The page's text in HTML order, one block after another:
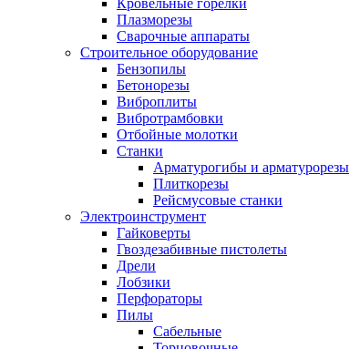
Кровельные горелки
Плазморезы
Сварочные аппараты
Строительное оборудование
Бензопилы
Бетонорезы
Виброплиты
Вибротрамбовки
Отбойные молотки
Станки
Арматурогибы и арматурорезы
Плиткорезы
Рейсмусовые станки
Электроинструмент
Гайковерты
Гвоздезабивные пистолеты
Дрели
Лобзики
Перфораторы
Пилы
Сабельные